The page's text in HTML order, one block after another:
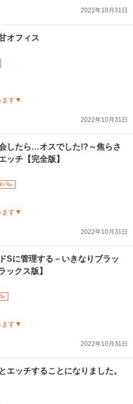
2022年10月31日
オフィス
ます▼
2022年10月31日
したら…オスでした!?～焦らさ
ッチ【完全版】
バレ
ます▼
2022年10月31日
Sに管理する－いきなりブラッ
ックス版】
ます▼
2022年10月31日
エッチすることになりました。